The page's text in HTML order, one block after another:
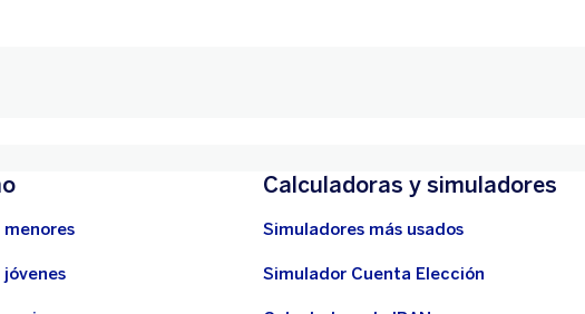
menores
jóvenes
Calculadoras y simuladores
Simuladores más usados
Simulador Cuenta Elección